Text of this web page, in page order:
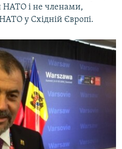
і не членами,
у Східній Європі.